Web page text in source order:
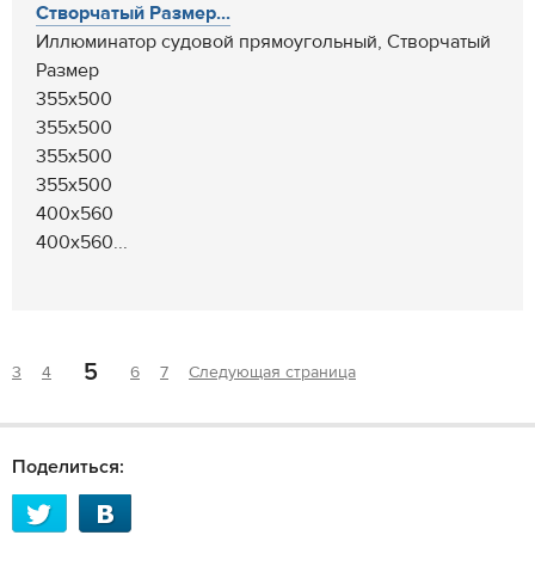
Створчатый Размер...
Иллюминатор судовой прямоугольный, Створчатый
Размер
355х500
355х500
355х500
355х500
400х560
400х560...
3 4 5 6 7 Следующая страница
Поделиться: